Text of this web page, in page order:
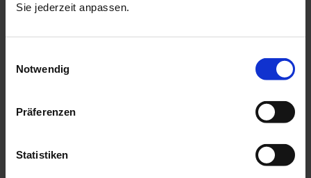
Sie jederzeit anpassen.
Notwendig
Präferenzen
Statistiken
Bird, Bride, H 6,5 Cm
$197.00
Bird, Secretary, H 6 Cm